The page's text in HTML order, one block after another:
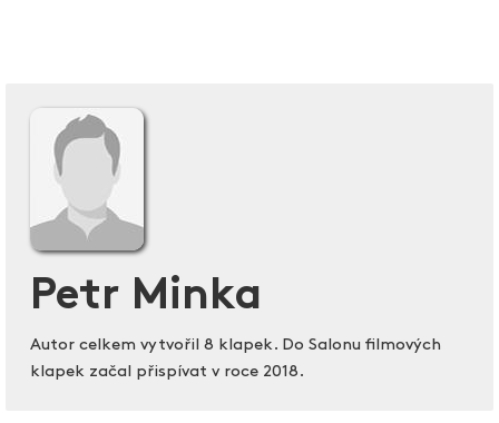
Petr Minka
Autor celkem vytvořil 8 klapek. Do Salonu filmových
klapek začal přispívat v roce 2018.